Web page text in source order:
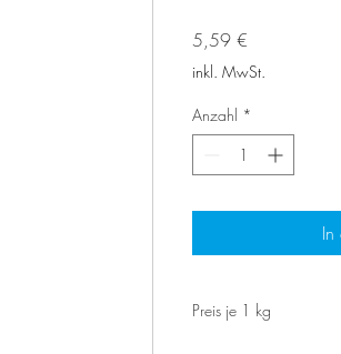
5,59 €
inkl. MwSt.
Anzahl *
Preis je 1 kg